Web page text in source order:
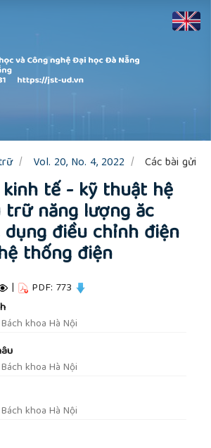
Vol. 20, No. 4, 2022 Các bài gửi
tế - kỹ thuật hệ
năng lượng ăc
điều chỉnh điện
thống điện
| PDF: 773
khoa Hà Nội
khoa Hà Nội
khoa Hà Nội